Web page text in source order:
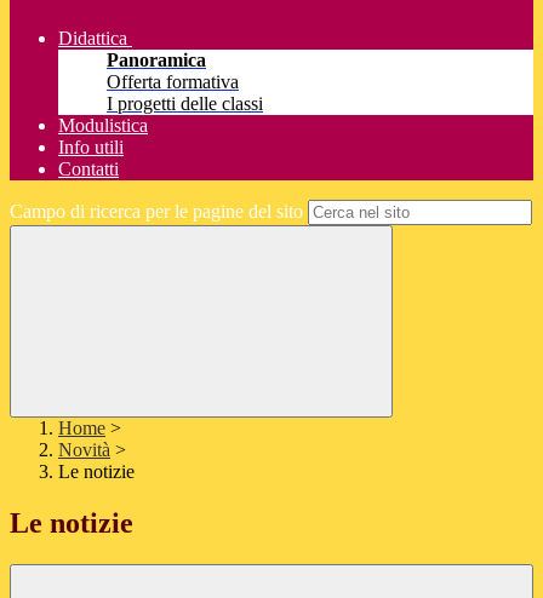
Didattica
Panoramica
Offerta formativa
I progetti delle classi
Modulistica
Info utili
Contatti
Campo di ricerca per le pagine del sito
Home >
Novità >
Le notizie
Le notizie